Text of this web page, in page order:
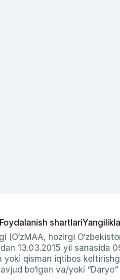
Foydalanish shartlari
hozirgi
13.03.2015 yil sanasida
yoki qisman iqtibos
bo‘lgan va/yoki